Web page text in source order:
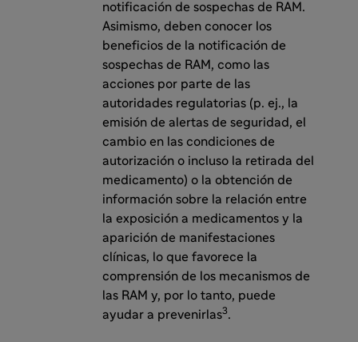
notificación de sospechas de RAM.
Asimismo, deben conocer los
beneficios de la notificación de
sospechas de RAM, como las
acciones por parte de las
autoridades regulatorias (p. ej., la
emisión de alertas de seguridad, el
cambio en las condiciones de
autorización o incluso la retirada del
medicamento) o la obtención de
información sobre la relación entre
la exposición a medicamentos y la
aparición de manifestaciones
clínicas, lo que favorece la
comprensión de los mecanismos de
las RAM y, por lo tanto, puede
ayudar a prevenirlas3.